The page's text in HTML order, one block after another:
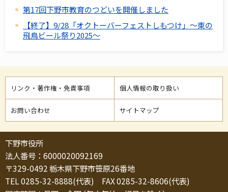
第17回下野市教育のつどいを開催しました
【終了】9/28「オクトーバーフェストしもつけ」～東の
飛鳥ビール祭り2025～
リンク・著作権・免責事項 個人情報の取り扱い
お問い合わせ サイトマップ
下野市役所
法人番号：6000020092169
〒329-0492 栃木県下野市笹原26番地
TEL 0285-32-8888(代表) FAX 0285-32-8606(代表)